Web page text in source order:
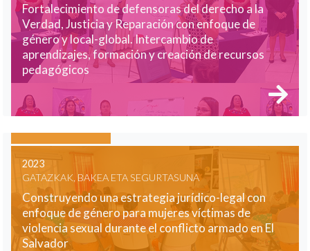
Fortalecimiento de defensoras del derecho a la
Verdad, Justicia y Reparación con enfoque de
género y local-global. Intercambio de
aprendizajes, formación y creación de recursos
pedagógicos
2023
GATAZKAK, BAKEA ETA SEGURTASUNA
Construyendo una estrategia jurídico-legal con
enfoque de género para mujeres víctimas de
violencia sexual durante el conflicto armado en El
Salvador